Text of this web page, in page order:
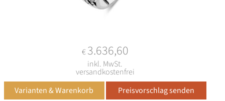
€3.636,60
inkl. MwSt.
versandkostenfrei